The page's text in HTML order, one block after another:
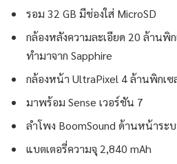
รอม 32 GB มีช่องใส่ MicroSD
กล้องหลังความละเอียด 20 ล้านพิ
ทำมาจาก Sapphire
กล้องหน้า UltraPixel 4 ล้านพิกเซ
มาพร้อม Sense เวอร์ชัน 7
ลำโพง BoomSound ด้านหน้าระ
แบตเตอรี่ความจุ 2,840 mAh